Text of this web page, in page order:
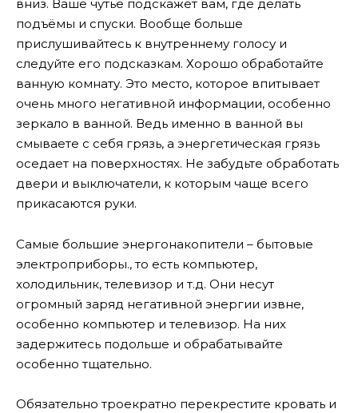
вниз. Ваше чутьё подскажет вам, где делать
подъёмы и спуски. Вообще больше
прислушивайтесь к внутреннему голосу и
следуйте его подсказкам. Хорошо обработайте
ванную комнату. Это место, которое впитывает
очень много негативной информации, особенно
зеркало в ванной. Ведь именно в ванной вы
смываете с себя грязь, а энергетическая грязь
оседает на поверхностях. Не забудьте обработать
двери и выключатели, к которым чаще всего
прикасаются руки.
Самые большие энергонакопители – бытовые
электроприборы., то есть компьютер,
холодильник, телевизор и т.д. Они несут
огромный заряд негативной энергии извне,
особенно компьютер и телевизор. На них
задержитесь подольше и обрабатывайте
особенно тщательно.
Обязательно троекратно перекрестите кровать и